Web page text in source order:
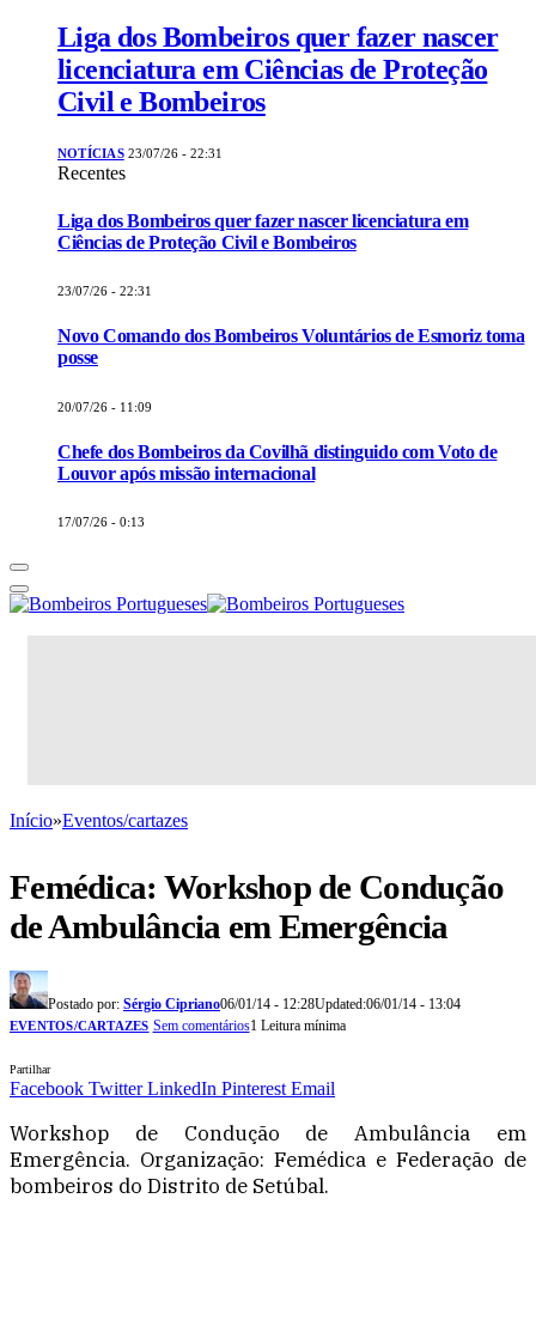
Liga dos Bombeiros quer fazer nascer
licenciatura em Ciências de Proteção
Civil e Bombeiros
NOTÍCIAS 23/07/26 - 22:31
Recentes
Liga dos Bombeiros quer fazer nascer licenciatura em
Ciências de Proteção Civil e Bombeiros
23/07/26 - 22:31
Novo Comando dos Bombeiros Voluntários de Esmoriz toma
posse
20/07/26 - 11:09
Chefe dos Bombeiros da Covilhã distinguido com Voto de
Louvor após missão internacional
17/07/26 - 0:13
Início»Eventos/cartazes
Femédica: Workshop de Condução
de Ambulância em Emergência
Postado por: Sérgio Cipriano06/01/14 - 12:28Updated:06/01/14 - 13:04
EVENTOS/CARTAZES Sem comentários1 Leitura mínima
Partilhar
Facebook Twitter LinkedIn Pinterest Email
Workshop de Condução de Ambulância em
Emergência. Organização: Femédica e Federação de
bombeiros do Distrito de Setúbal.